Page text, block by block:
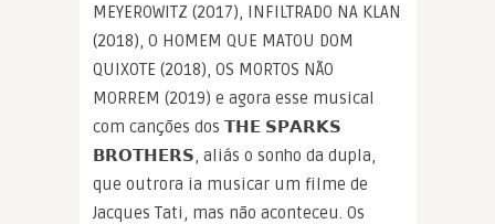
MEYEROWITZ (2017), INFILTRADO NA KLAN
(2018), O HOMEM QUE MATOU DOM
QUIXOTE (2018), OS MORTOS NÃO
MORREM (2019) e agora esse musical
com canções dos 𝗧𝗛𝗘 𝗦𝗣𝗔𝗥𝗞𝗦
𝗕𝗥𝗢𝗧𝗛𝗘𝗥𝗦, aliás o sonho da dupla,
que outrora ia musicar um filme de
Jacques Tati, mas não aconteceu. Os